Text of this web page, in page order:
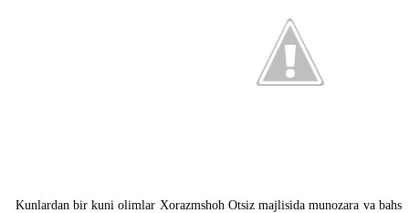
Kunlardan bir kuni olimlar Xorazmshoh Otsiz majlisida munozara va bahs